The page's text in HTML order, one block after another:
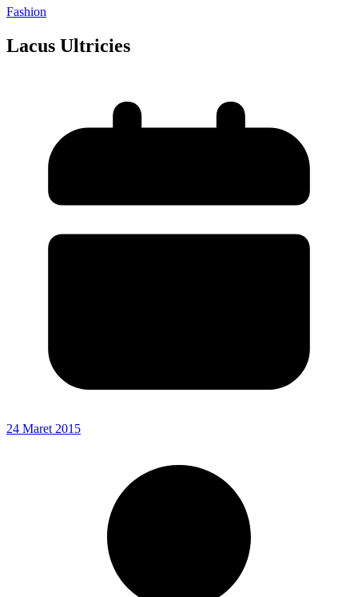
Fashion
Lacus Ultricies
24 Maret 2015